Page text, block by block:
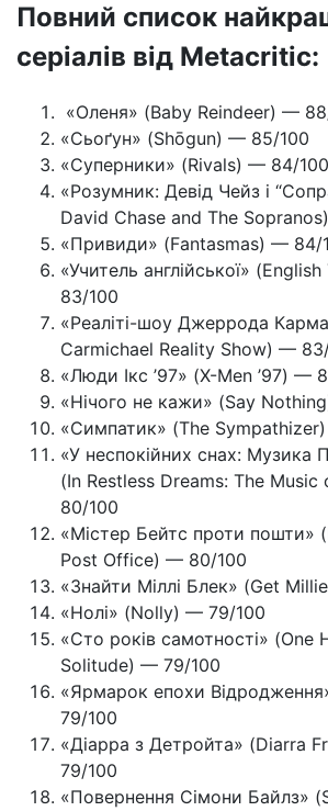
Повний список
серіалів від Metacritic:
«Оленя» (Baby Reindeer) —
«Сьоґун» (Shōgun) — 85/100
«Суперники» (Rivals) — 84/100
«Розумник: Девід Чейз і
David Chase and The
«Привиди» (Fantasmas) — 84/
«Учитель англійської»
83/100
«Реаліті-шоу Джеррода
Carmichael Reality Show) —
«Люди Ікс ’97» (X-Men ’97) —
«Нічого не кажи» (Say
«Симпатик» (The
«У неспокійних снах: Музика
(In Restless Dreams: The
80/100
«Містер Бейтс проти пошти»
Post Office) — 80/100
«Знайти Міллі Блек» (Get
«Нолі» (Nolly) — 79/100
«Сто років самотності» (One
Solitude) — 79/100
«Ярмарок епохи
79/100
«Діарра з Детройта» (Diarra
79/100
«Повернення Сімони Байлз»